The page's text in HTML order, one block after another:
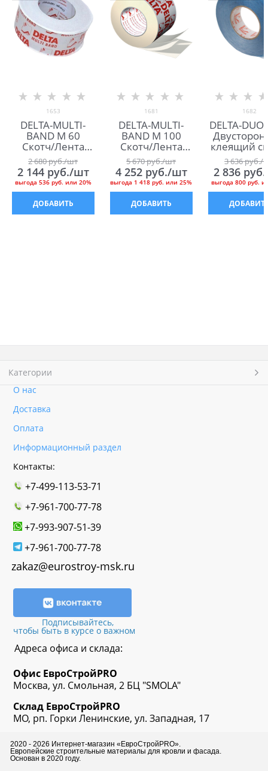
1653
DELTA-MULTI-
BAND M 60
Скотч/Лента
Дельта Мульти
Бэнд М 60
2 680 руб./шт
2 144 руб./шт
выгода 536 руб. или 20%
ДОБАВИТЬ
1681
DELTA-MULTI-
BAND M 100
Скотч/Лента
Дельта Мульти
Бэнд М 100
5 670 руб./шт
4 252 руб./шт
выгода 1 418 руб. или25%
ДОБАВИТЬ
1682
DELTA-DUO
клеящий
лента
Дуо
3 636 руб./
2 836
выгода 800 руб.
Категории
О нас
Доставка
Оплата
Информационный раздел
Контакты:
+7-499-113-53-71
+7-961-700-77-78
+7-993-907-51-39
+7-961-700-77-78
zakaz@eurostroy-msk.ru
Подписывайтесь,
чтобы быть в курсе о важном
Адреса офиса и склада:
Офис ЕвроСтройPRO
Москва, ул. Смольная, 2 БЦ "SMOLA"
Склад ЕвроСтройPRO
МО, рп. Горки Ленинские, ул. Западная, 17
2020 - 2026 Интернет-магазин «ЕвроСтройPRO».
Европейские строительные материалы для кровли и фасада.
Основан в 2020 году.